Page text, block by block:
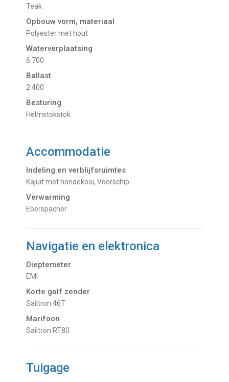
Teak
Opbouw vorm, materiaal
Polyester met hout
Waterverplaatsing
6.700
Ballast
2.400
Besturing
Helmstokstok
Accommodatie
Indeling en verblijfsruimtes
Kajuit met hondekooi, Voorschip
Verwarming
Eberspächer
Navigatie en elektronica
Dieptemeter
EMI
Korte golf zender
Sailtron 46T
Marifoon
Sailtron RT80
Tuigage